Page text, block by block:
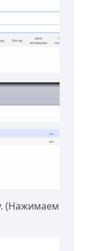
(Нажимаем